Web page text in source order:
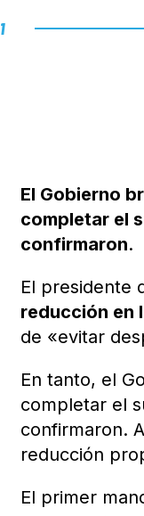
El Gobierno
completar el
confirmaron.
El presidente
reducción en
de «evitar
En tanto, el
completar el
confirmaron.
reducción
El primer